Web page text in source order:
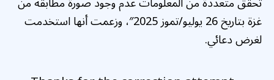
غزة بتاريخ 26 يوليو/تموز 2025″، وزعمت أنها استخدمت
لغرض دعائي.